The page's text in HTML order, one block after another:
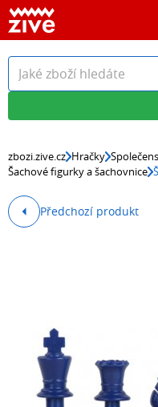
zbozi.zive.cz Hračky
Šachové figurky a šachovnice
Předchozí produkt